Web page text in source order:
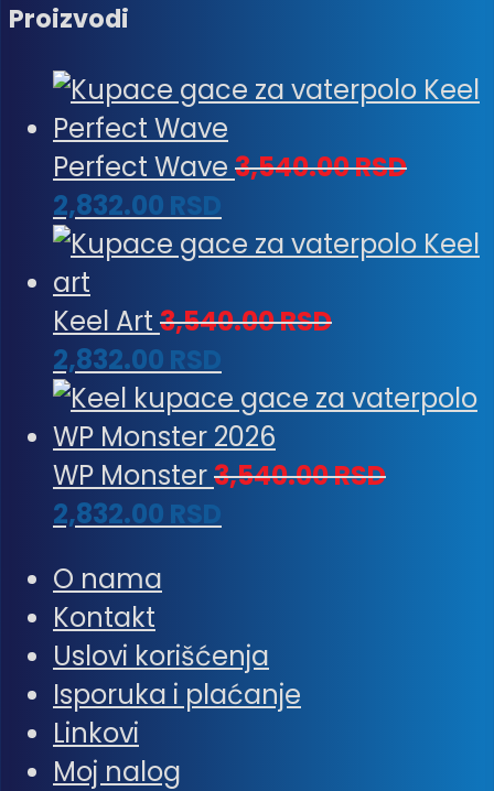
Proizvodi
Perfect Wave 3,540.00RSD
2,832.00 RSD
Keel Art 3,540.00RSD
2,832.00 RSD
WP Monster3,540.00RSD
2,832.00 RSD
O nama
Kontakt
Uslovi korišćenja
Isporuka i plaćanje
Linkovi
Moj nalog